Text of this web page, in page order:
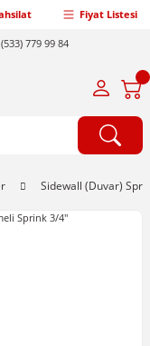
Fiyat Listesi
779 99 84
Sidewall (Duvar)